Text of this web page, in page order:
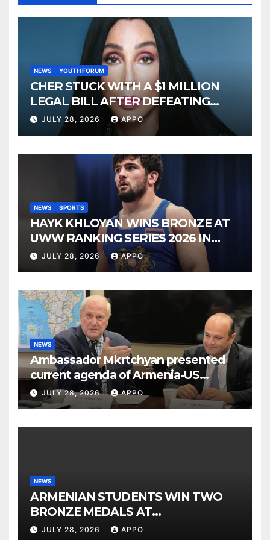
NEWS YOUTH FORUM
CHER STUCK WITH A $1 MILLION
LEGAL BILL AFTER DEFEATING
SONNY BONO’S WIDOW
JULY 28, 2026 APPO
NEWS SPORTS
HAYK KHLOYAN WINS BRONZE AT
UWW RANKING SERIES 2026 IN
BUDAPEST
JULY 28, 2026 APPO
NEWS
Ambassador Mkrtchyan presented
current agenda of Armenia-US
relations at American Foreign Policy
Council
JULY 28, 2026 APPO
NEWS
ARMENIAN STUDENTS WIN TWO
BRONZE MEDALS AT
INTERNATIONAL CHEMISTRY
JULY 28, 2026 APPO